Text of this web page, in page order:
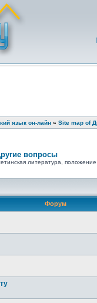
язык он-лайн » Site map of
вопросы
литература,
Форум